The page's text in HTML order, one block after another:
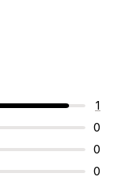
1
0
0
0